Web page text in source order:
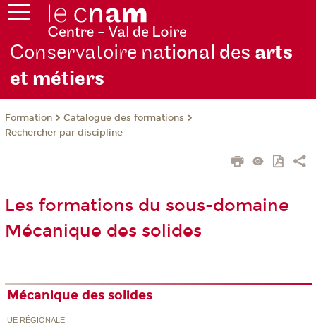
Conservatoire national des arts
et métiers
Formation
Catalogue des formations
Rechercher par discipline
Les formations du sous-domaine
Mécanique des solides
Mécanique des solides
UE RÉGIONALE